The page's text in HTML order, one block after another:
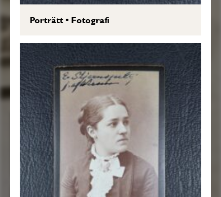
Porträtt• Fotografi